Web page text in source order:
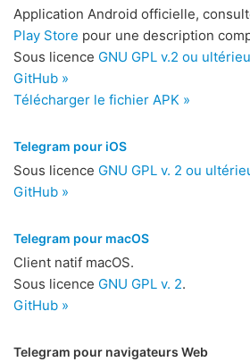
Application Android officielle,
Play Store pour une description
Sous licence GNU GPL v.2 ou
GitHub »
Télécharger le fichier APK »
Telegram pour iOS
Sous licence GNU GPL v. 2 ou
GitHub »
Telegram pour macOS
Client natif macOS.
Sous licence GNU GPL v. 2.
GitHub »
Telegram pour navigateurs Web